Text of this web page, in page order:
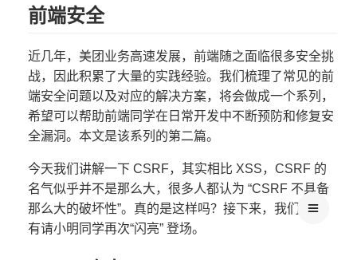
前端安全
近几年，美团业务高速发展，前端随之面临很多安全挑
战，因此积累了大量的实践经验。我们梳理了常见的前
端安全问题以及对应的解决方案，将会做成一个系列，
希望可以帮助前端同学在日常开发中不断预防和修复安
全漏洞。本文是该系列的第二篇。
今天我们讲解一下 CSRF，其实相比 XSS，CSRF 的
名气似乎并不是那么大，很多人都认为 “CSRF 不具备
那么大的破坏性”。真的是这样吗？接下来，我们还是
有请小明同学再次“闪亮” 登场。